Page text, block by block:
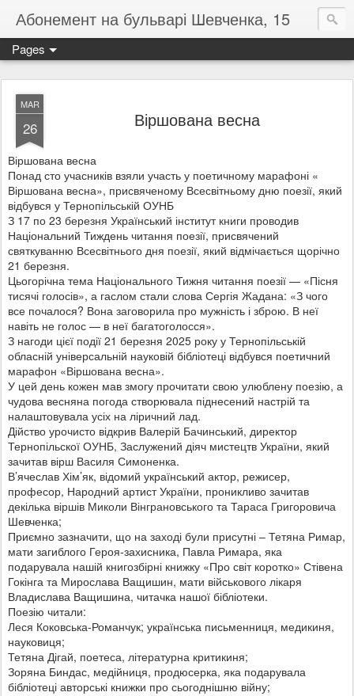
Абонемент на бульварі Шевченка, 15
Pages
MAR
26 Віршована весна
Віршована весна
Понад сто учасників взяли участь у поетичному марафоні «
Віршована весна», присвяченому Всесвітньому дню поезії, який
відбувся у Тернопільській ОУНБ
З 17 по 23 березня Український інститут книги проводив
Національний Тиждень читання поезії, присвячений
святкуванню Всесвітнього дня поезії, який відмічається щорічно
21 березня.
Цьогорічна тема Національного Тижня читання поезії — «Пісня
тисячі голосів», а гаслом стали слова Сергія Жадана: «З чого
все почалося? Вона заговорила про мужність і зброю. В неї
навіть не голос — в неї багатоголосся».
З нагоди цієї події 21 березня 2025 року у Тернопільській
обласній універсальній науковій бібліотеці відбувся поетичний
марафон «Віршована весна».
У цей день кожен мав змогу прочитати свою улюблену поезію, а
чудова весняна погода створювала піднесений настрій та
налаштовувала усіх на ліричний лад.
Дійство урочисто відкрив Валерій Бачинський, директор
Тернопільскої ОУНБ, Заслужений діяч мистецтв України, який
зачитав вірш Василя Симоненка.
В’ячеслав Хім’як, відомий український актор, режисер,
професор, Народний артист України, проникливо зачитав
декілька віршів Миколи Вінграновського та Тараса Григоровича
Шевченка;
Приємно зазначити, що на заході були присутні – Тетяна Римар,
мати загиблого Героя-захисника, Павла Римара, яка
подарувала нашій книгозбірні книжку «Про світ коротко» Стівена
Гокінга та Мирослава Ващишин, мати військового лікаря
Владислава Ващишина, читачка нашої бібліотеки.
Поезію читали:
Леся Коковська-Романчук; українська письменниця, медикиня,
науковиця;
Тетяна Дігай, поетеса, літературна критикиня;
Зоряна Биндас, медійниця, продюсерка, яка подарувала
бібліотеці авторські книжки про сьогоднішню війну;